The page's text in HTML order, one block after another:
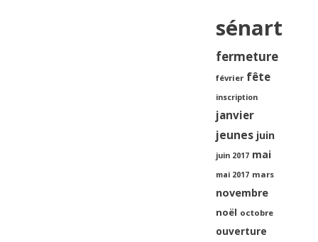
sénart
fermeture
février fête
inscription
janvier
jeunes juin
juin 2017 mai
mai 2017 mars
novembre
noël octobre
ouverture